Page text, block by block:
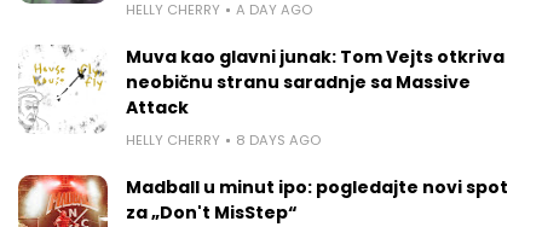
HELLY CHERRY A DAY AGO
Muva kao glavni junak: Tom Vejts otkriva
neobičnu stranu saradnje sa Massive
Attack
HELLY CHERRY 8 DAYS AGO
Madball u minut ipo: pogledajte novi spot
za „Don't MisStep“